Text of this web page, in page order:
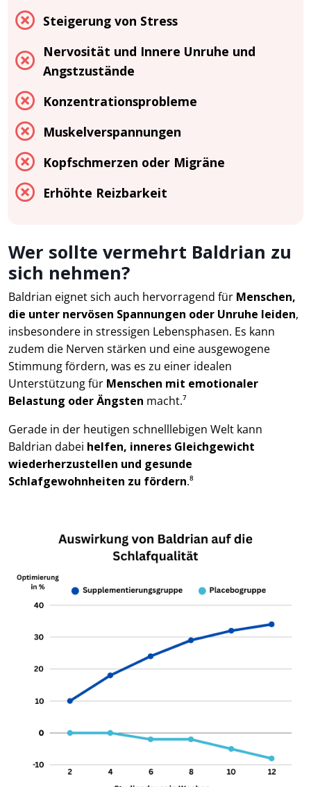
Steigerung von Stress
Nervosität und Innere Unruhe und
Angstzustände
Konzentrationsprobleme
Muskelverspannungen
Kopfschmerzen oder Migräne
Erhöhte Reizbarkeit
Wer sollte vermehrt Baldrian zu
sich nehmen?
Baldrian eignet sich auch hervorragend für Menschen,
die unter nervösen Spannungen oder Unruhe leiden,
insbesondere in stressigen Lebensphasen. Es kann
zudem die Nerven stärken und eine ausgewogene
Stimmung fördern, was es zu einer idealen
Unterstützung für Menschen mit emotionaler
Belastung oder Ängsten macht.⁷
Gerade in der heutigen schnelllebigen Welt kann
Baldrian dabei helfen, inneres Gleichgewicht
wiederherzustellen und gesunde
Schlafgewohnheiten zu fördern.⁸